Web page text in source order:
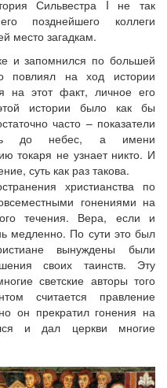
Сильвестра I не так
позднейшего коллеги
место загадкам.
и запомнился по большей
повлиял на ход истории
на этот факт, личное его
истории было как бы
часто – показатели
до небес, а имени
токаря не узнает никто. И
суть как раз такова.
христианства по
гонениями на
течения. Вера, если и
медленно. По сути это был
вынуждены были
своих таинств. Эту
светские авторы того
считается правление
он прекратил гонения на
и дал церкви многие